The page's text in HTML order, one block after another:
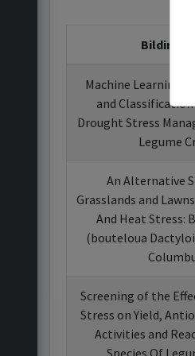
Bildiri
Machine Learning
and
Drought Stress
Legume
An Alternative
Grasslands and
And Heat Stress:
(bouteloua
Screening of the
Stress on Yield,
Activities and
Species Of